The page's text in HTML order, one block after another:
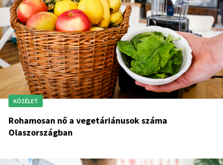
KÖZÉLET
Rohamosan nő a vegetáriánusok száma
Olaszországban